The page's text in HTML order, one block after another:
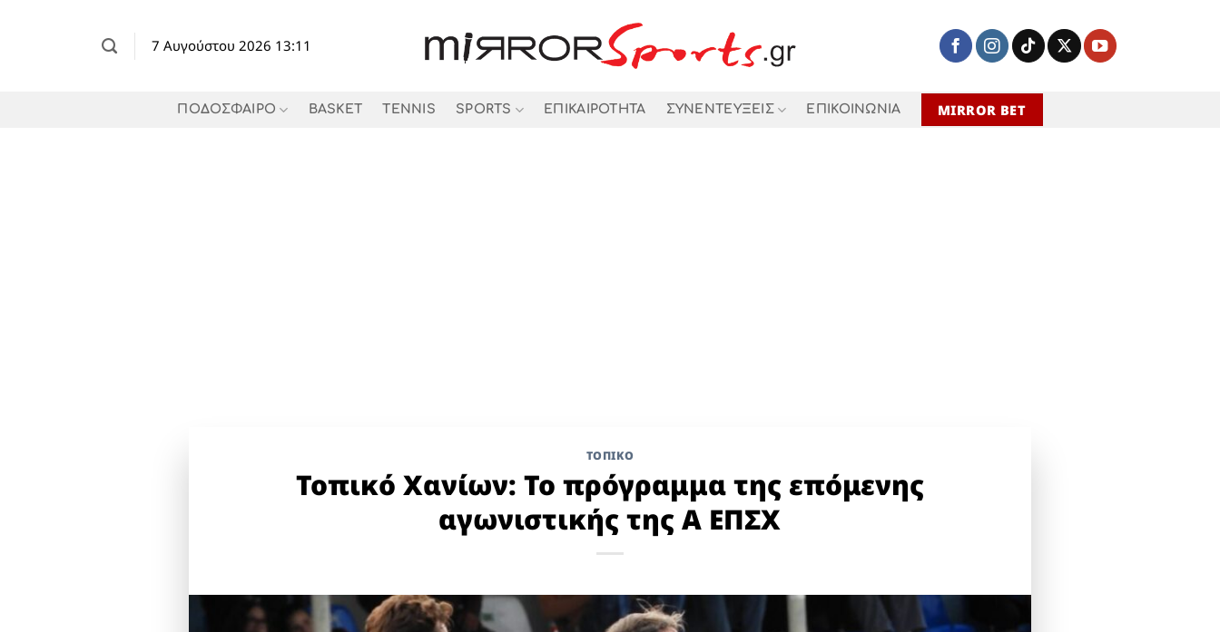
7 Αυγούστου 2026 13:11
ΠΟΔΟΣΦΑΙΡΟ BASKET TENNIS SPORTS ΕΠΙΚΑΙΡΟΤΗΤΑ ΣΥΝΕΝΤΕΥΞΕΙΣ ΕΠΙΚΟΙΝΩΝΙΑ MIRROR BET
ΤΟΠΙΚΌ
Τοπικό Χανίων: Το πρόγραμμα της επόμενης
αγωνιστικής της Α ΕΠΣΧ